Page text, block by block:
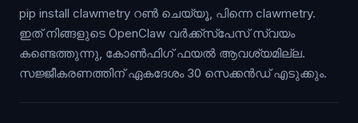
pip install clawmetry റൺ ചെയ്യൂ, പിന്നെ clawmetry.
ഇത് നിങ്ങളുടെ OpenClaw വർക്ക്സ്പേസ് സ്വയം
കണ്ടെത്തുന്നു, കോൺഫിഗ് ഫയൽ ആവശ്യമില്ല.
സജ്ജീകരണത്തിന് ഏകദേശം 30 സെക്കൻഡ് എടുക്കും.